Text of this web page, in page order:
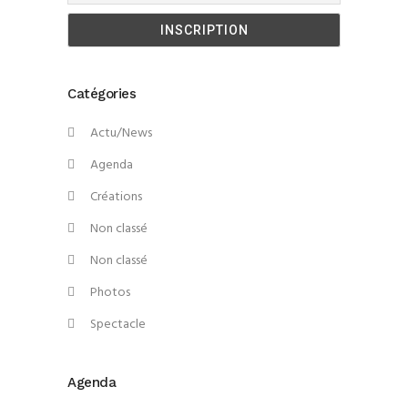
Catégories
Actu/News
Agenda
Créations
Non classé
Non classé
Photos
Spectacle
Agenda